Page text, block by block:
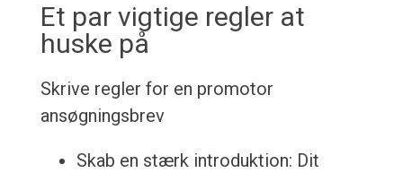
Et par vigtige regler at
huske på
Skrive regler for en promotor
ansøgningsbrev
Skab en stærk introduktion: Dit